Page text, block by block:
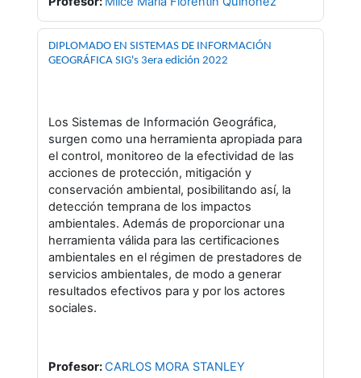
DIPLOMADO EN SISTEMAS DE INFORMACIÓN
GEOGRÁFICA SIG's 3era edición 2022
Los Sistemas de Información Geográfica,
surgen como una herramienta apropiada para
el control, monitoreo de la efectividad de las
acciones de protección, mitigación y
conservación ambiental, posibilitando así, la
detección temprana de los impactos
ambientales. Además de proporcionar una
herramienta válida para las certificaciones
ambientales en el régimen de prestadores de
servicios ambientales, de modo a generar
resultados efectivos para y por los actores
sociales.
Profesor:CARLOS MORA STANLEY